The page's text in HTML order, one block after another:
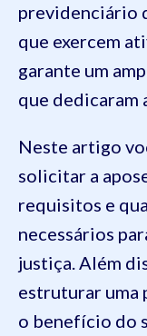
previdenciário
que exercem
garante um
que dedicaram
Neste artigo
solicitar a
requisitos e
necessários
justiça. Além
estruturar uma
o benefício do